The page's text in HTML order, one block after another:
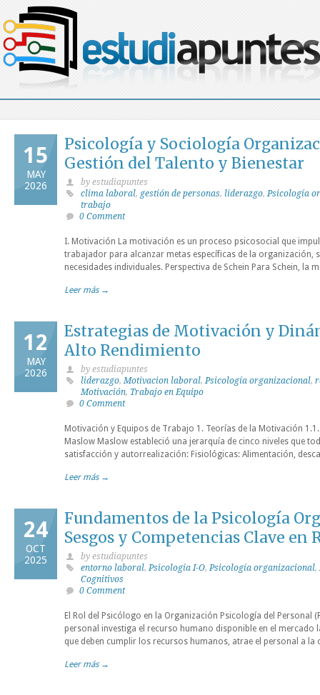
15
MAY
2026
Psicología y Sociología
Gestión del Talento y Bienestar
by estudiapuntes
clima laboral, gestión de personas, liderazgo,Psicología
trabajo
0 Comment
I. Motivación La motivación es un proceso psicosocial que
trabajador para alcanzar metas específicas de la organización,
necesidades individuales. Perspectiva de Schein Para Schein, la
Leer más →
12
MAY
2026
Estrategias de Motivación y
Alto Rendimiento
by estudiapuntes
liderazgo,Motivacion laboral,Psicología organizacional,
Motivación, Trabajo en Equipo
0 Comment
Motivación y Equipos de Trabajo 1. Teorías de la Motivación
Maslow Maslow estableció una jerarquía de cinco niveles que
satisfacción y autorrealización: Fisiológicas: Alimentación,
Leer más →
24
OCT
2025
Fundamentos de la Psicología
Sesgos y Competencias Clave en
by estudiapuntes
entorno laboral,Psicología I-O,Psicología organizacional,
Cognitivos
0 Comment
El Rol del Psicólogo en la Organización Psicología del Personal
personal investiga el recurso humano disponible en el
que deben cumplir los recursos humanos, atrae el personal a
Leer más →